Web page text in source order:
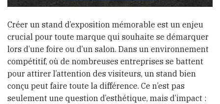
Créer un stand d’exposition mémorable est un enjeu
crucial pour toute marque qui souhaite se démarquer
lors d’une foire ou d’un salon. Dans un environnement
compétitif, où de nombreuses entreprises se battent
pour attirer l’attention des visiteurs, un stand bien
conçu peut faire toute la différence. Ce n’est pas
seulement une question d’esthétique, mais d’impact :